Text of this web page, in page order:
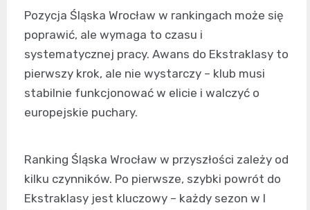
Pozycja Śląska Wrocław w rankingach może się
poprawić, ale wymaga to czasu i
systematycznej pracy. Awans do Ekstraklasy to
pierwszy krok, ale nie wystarczy – klub musi
stabilnie funkcjonować w elicie i walczyć o
europejskie puchary.
Ranking Śląska Wrocław w przyszłości zależy od
kilku czynników. Po pierwsze, szybki powrót do
Ekstraklasy jest kluczowy – każdy sezon w I